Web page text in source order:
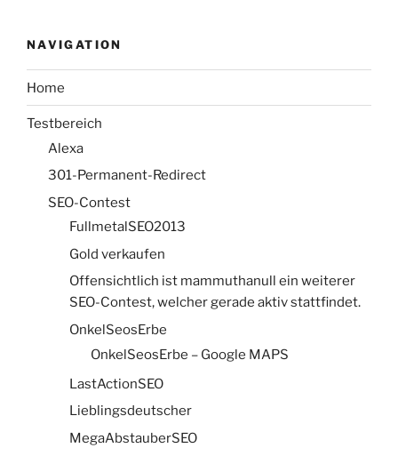
NAVIGATION
Home
Testbereich
Alexa
301-Permanent-Redirect
SEO-Contest
FullmetalSEO2013
Gold verkaufen
Offensichtlich ist mammuthanull ein weiterer
SEO-Contest, welcher gerade aktiv stattfindet.
OnkelSeosErbe
OnkelSeosErbe – Google MAPS
LastActionSEO
Lieblingsdeutscher
MegaAbstauberSEO